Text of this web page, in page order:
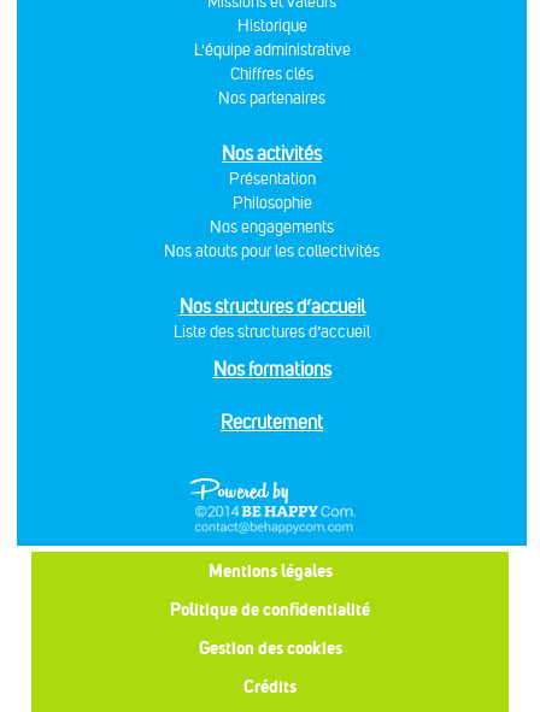
Historique
L'équipe administrative
Chiffres clés
Nos partenaires
Nos activités
Présentation
Philosophie
Nos engagements
Nos atouts pour les collectivités
Nos structures d’accueil
Liste des structures d’accueil
Nos formations
Recrutement
Mentions légales
Politique de confidentialité
Gestion des cookies
Crédits